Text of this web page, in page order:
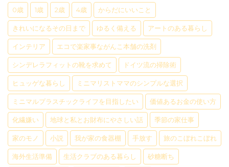
0歳 1歳 2歳 4歳 からだにいいこと
きれいになるその日まで ゆるく備える アートのある暮らし
インテリア エコで楽家事ながんこ本舗の洗剤
シンデレラフィットの靴を求めて ドイツ流の掃除術
ヒュッゲな暮らし ミニマリストママのシンプルな選択
ミニマルプラスチックライフを目指したい 価値あるお金の使い方
化繊嫌い 地球と私とお財布にやさしい話 季節の家仕事
家のモノ 小説 我が家の食器棚 手放す 旅のこぼれこぼれ
海外生活準備 生活クラブのある暮らし 砂糖断ち